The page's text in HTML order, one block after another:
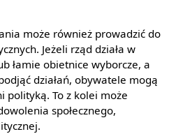
może również prowadzić do
Jeżeli rząd działa w
łamie obietnice wyborcze, a
działań, obywatele mogą
polityką. To z kolei może
społecznego,